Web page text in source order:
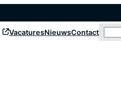
VacaturesNieuwsContact